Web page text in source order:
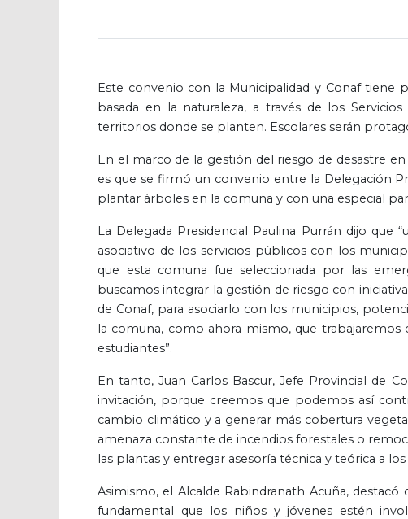
Este convenio con la Municipalidad y Conaf
basada en la naturaleza, a través de los
territorios donde se planten. Escolares serán
En el marco de la gestión del riesgo de desastre
es que se firmó un convenio entre la Delegación
plantar árboles en la comuna y con una especial
La Delegada Presidencial Paulina Purrán dijo
asociativo de los servicios públicos con los
que esta comuna fue seleccionada por las
buscamos integrar la gestión de riesgo con
de Conaf, para asociarlo con los municipios,
la comuna, como ahora mismo, que
estudiantes”.
En tanto, Juan Carlos Bascur, Jefe Provincial de
invitación, porque creemos que podemos así
cambio climático y a generar más cobertura
amenaza constante de incendios forestales o
las plantas y entregar asesoría técnica y teórica a los
Asimismo, el Alcalde Rabindranath Acuña,
fundamental que los niños y jóvenes estén